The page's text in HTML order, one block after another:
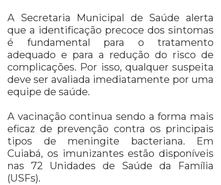
A Secretaria Municipal de Saúde alerta
que a identificação precoce dos sintomas
é fundamental para o tratamento
adequado e para a redução do risco de
complicações. Por isso, qualquer suspeita
deve ser avaliada imediatamente por uma
equipe de saúde.
A vacinação continua sendo a forma mais
eficaz de prevenção contra os principais
tipos de meningite bacteriana. Em
Cuiabá, os imunizantes estão disponíveis
nas 72 Unidades de Saúde da Família
(USFs).